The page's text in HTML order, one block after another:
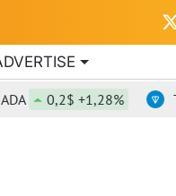
0,2$ +1,28% TON